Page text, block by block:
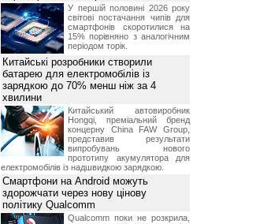
У першій половині 2026 року
світові постачання чипів для
смартфонів скоротилися на
15% порівняно з аналогічним
періодом торік.
Китайські розробники створили
батарею для електромобілів із
зарядкою до 70% менш ніж за 4
хвилини
Китайський автовиробник
Hongqi, преміальний бренд
концерну China FAW Group,
представив результати
випробувань нового
прототипу акумулятора для
електромобілів із надшвидкою зарядкою.
Смартфони на Android можуть
здорожчати через нову цінову
політику Qualcomm
Qualcomm поки не розкрила,